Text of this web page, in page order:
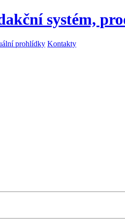
systém,
prohlídky Kontakty